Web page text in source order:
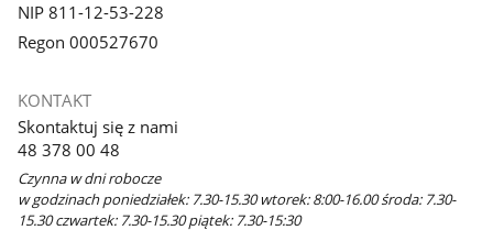
NIP 811-12-53-228
Regon 000527670
KONTAKT
Skontaktuj się z nami
48 378 00 48
Czynna w dni robocze
w godzinach poniedziałek: 7.30-15.30 wtorek: 8:00-16.00 środa: 7.30-
15.30 czwartek: 7.30-15.30 piątek: 7.30-15:30